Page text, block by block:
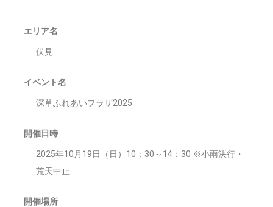
エリア名
伏見
イベント名
深草ふれあいプラザ2025
開催日時
2025年10月19日（日）10：30～14：30 ※小雨決行・
荒天中止
開催場所